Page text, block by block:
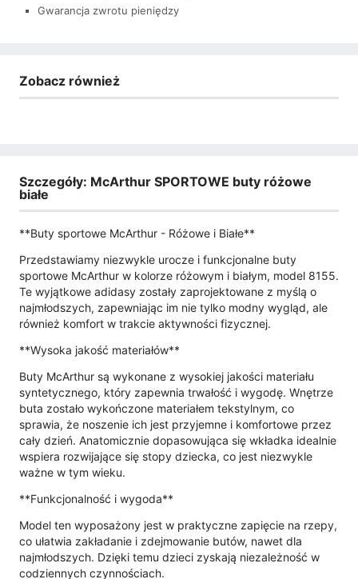
Gwarancja zwrotu pieniędzy
Zobacz również
Szczegóły: McArthur SPORTOWE buty różowe
białe
**Buty sportowe McArthur - Różowe i Białe**
Przedstawiamy niezwykle urocze i funkcjonalne buty
sportowe McArthur w kolorze różowym i białym, model 8155.
Te wyjątkowe adidasy zostały zaprojektowane z myślą o
najmłodszych, zapewniając im nie tylko modny wygląd, ale
również komfort w trakcie aktywności fizycznej.
**Wysoka jakość materiałów**
Buty McArthur są wykonane z wysokiej jakości materiału
syntetycznego, który zapewnia trwałość i wygodę. Wnętrze
buta zostało wykończone materiałem tekstylnym, co
sprawia, że noszenie ich jest przyjemne i komfortowe przez
cały dzień. Anatomicznie dopasowująca się wkładka idealnie
wspiera rozwijające się stopy dziecka, co jest niezwykle
ważne w tym wieku.
**Funkcjonalność i wygoda**
Model ten wyposażony jest w praktyczne zapięcie na rzepy,
co ułatwia zakładanie i zdejmowanie butów, nawet dla
najmłodszych. Dzięki temu dzieci zyskają niezależność w
codziennych czynnościach.